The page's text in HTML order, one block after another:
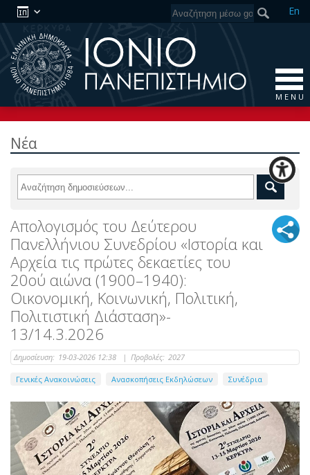
En
M E N U
Νέα
Απολογισμός του Δεύτερου
Πανελλήνιου Συνεδρίου «Ιστορία και
Αρχεία τις πρώτες δεκαετίες του
20ού αιώνα (1900–1940):
Οικονομική, Κοινωνική, Πολιτική,
Πολιτιστική Διάσταση»-
13/14.3.2026
Δημοσίευση: 19-03-2026 12:38 | Προβολές: 2027
Γενικές Ανακοινώσεις Ανασκοπήσεις Εκδηλώσεων Συνέδρια